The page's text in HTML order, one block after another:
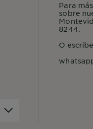
Para
sobre
8244.
O